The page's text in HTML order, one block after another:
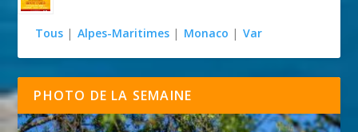
Tous | Alpes-Maritimes | Monaco | Var
PHOTO DE LA SEMAINE